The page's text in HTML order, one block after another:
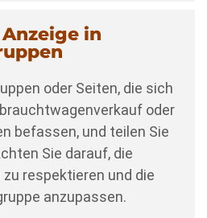
in
oder Seiten, die sich
oder
befassen, und teilen Sie
Sie darauf, die
zu respektieren und die
anzupassen.